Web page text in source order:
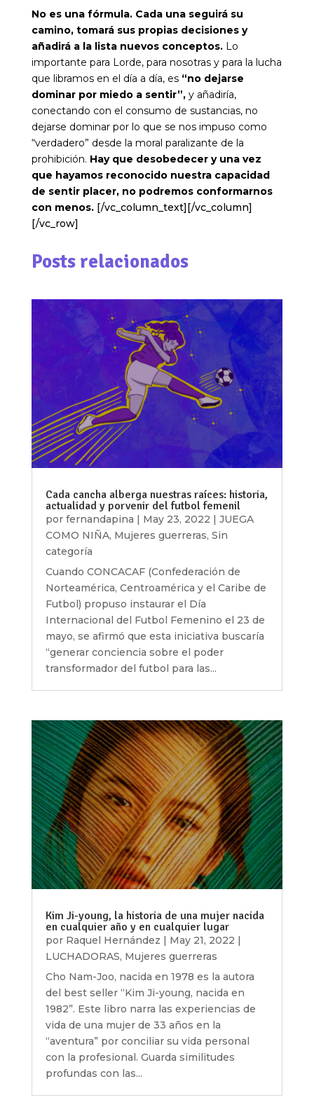
No es una fórmula. Cada una seguirá su
camino, tomará sus propias decisiones y
añadirá a la lista nuevos conceptos.Lo
importante para Lorde, para nosotras y para la lucha
que libramos en el día a día, es “no dejarse
dominar por miedo a sentir”,y añadiría,
conectando con el consumo de sustancias, no
dejarse dominar por lo que se nos impuso como
“verdadero” desde la moral paralizante de la
prohibición. Hay que desobedecer y una vez
que hayamos reconocido nuestra capacidad
de sentir placer, no podremos conformarnos
con menos. [/vc_column_text][/vc_column]
[/vc_row]
Posts relacionados
Cada cancha alberga nuestras raíces: historia,
actualidad y porvenir del futbol femenil
por fernandapina May 23, 2022
JUEGA
COMO NIÑA, Mujeres guerreras, Sin
categoría
Cuando CONCACAF (Confederación de
Norteamérica, Centroamérica y el Caribe de
Futbol) propuso instaurar el Día
Internacional del Futbol Femenino el 23 de
mayo, se afirmó que esta iniciativa buscaría
“generar conciencia sobre el poder
transformador del futbol para las...
Kim Ji-young, la historia de una mujer nacida
en cualquier año y en cualquier lugar
por Raquel Hernández | May 21, 2022 |
LUCHADORAS, Mujeres guerreras
Cho Nam-Joo, nacida en 1978 es la autora
del best seller “Kim Ji-young, nacida en
1982”. Este libro narra las experiencias de
vida de una mujer de 33 años en la
“aventura” por conciliar su vida personal
con la profesional. Guarda similitudes
profundas con las...